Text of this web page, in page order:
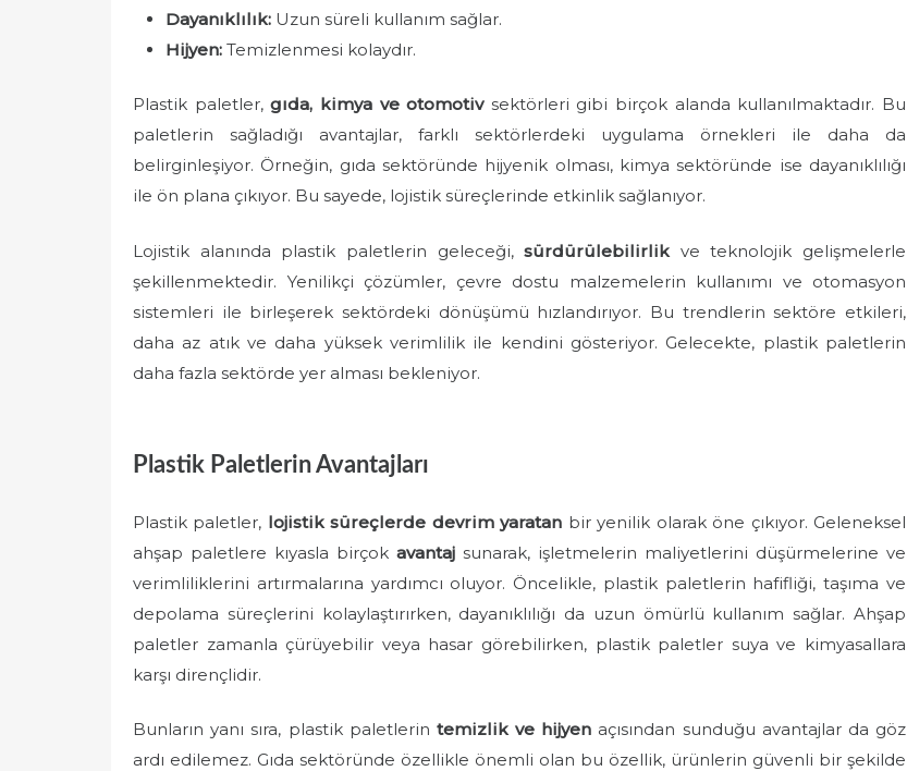
Dayanıklılık: Uzun süreli kullanım sağlar.
Hijyen: Temizlenmesi kolaydır.
Plastik paletler,gıda, kimya ve otomotivsektörleri gibi birçok alanda kullanılmaktadır. Bu
paletlerin sağladığı avantajlar, farklı sektörlerdeki uygulama örnekleri ile daha da
belirginleşiyor. Örneğin, gıda sektöründe hijyenik olması, kimya sektöründe ise dayanıklılığı
ile ön plana çıkıyor. Bu sayede, lojistik süreçlerinde etkinlik sağlanıyor.
Lojistik alanında plastik paletlerin geleceği,sürdürülebilirlik ve teknolojik gelişmelerle
şekillenmektedir. Yenilikçi çözümler, çevre dostu malzemelerin kullanımı ve otomasyon
sistemleri ile birleşerek sektördeki dönüşümü hızlandırıyor. Bu trendlerin sektöre etkileri,
daha az atık ve daha yüksek verimlilik ile kendini gösteriyor. Gelecekte, plastik paletlerin
daha fazla sektörde yer alması bekleniyor.
Plastik Paletlerin Avantajları
Plastik paletler, lojistik süreçlerde devrim yaratan bir yenilik olarak öne çıkıyor. Geleneksel
ahşap paletlere kıyasla birçok avantaj sunarak, işletmelerin maliyetlerini düşürmelerine ve
verimliliklerini artırmalarına yardımcı oluyor. Öncelikle, plastik paletlerin hafifliği, taşıma ve
depolama süreçlerini kolaylaştırırken, dayanıklılığı da uzun ömürlü kullanım sağlar. Ahşap
paletler zamanla çürüyebilir veya hasar görebilirken, plastik paletler suya ve kimyasallara
karşı dirençlidir.
Bunların yanı sıra, plastik paletlerin temizlik ve hijyen açısından sunduğu avantajlar da göz
ardı edilemez. Gıda sektöründe özellikle önemli olan bu özellik, ürünlerin güvenli bir şekilde